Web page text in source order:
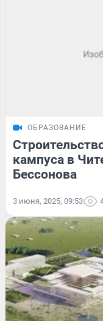
ОБРАЗОВАНИЕ
кампуса в
Бессонова
3 июня, 2025, 09:53